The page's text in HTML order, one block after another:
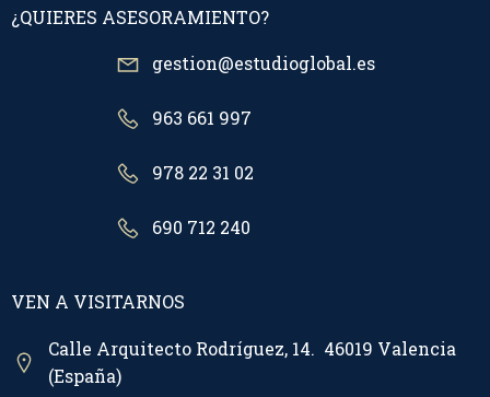
¿QUIERES ASESORAMIENTO?
gestion@estudioglobal.es
963 661 997
978 22 31 02
690 712 240
VEN A VISITARNOS
Calle Arquitecto Rodríguez, 14. 46019 Valencia
(España)